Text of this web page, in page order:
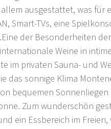
ausgestattet, was für
Smart-TVs, eine
der Besonderheiten
Weine in
im privaten Sauna- und
das sonnige Klima
bequemen
Zum wunderschön
ein Essbereich im Freien,